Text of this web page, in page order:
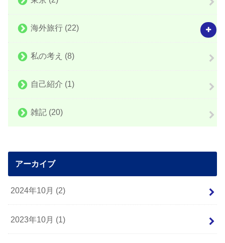
海外旅行 (22)
私の考え (8)
自己紹介 (1)
雑記 (20)
アーカイブ
2024年10月 (2)
2023年10月 (1)